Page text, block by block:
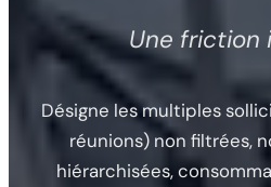
Une friction
Désigne les multiples
réunions) non filtrées,
hiérarchisées,